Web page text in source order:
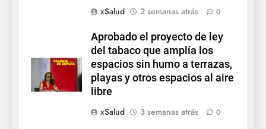
xSalud
2 semanas atrás 0
Aprobado el proyecto de ley
del tabaco que amplía los
espacios sin humo a terrazas,
playas y otros espacios al aire
libre
xSalud
3 semanas atrás 0